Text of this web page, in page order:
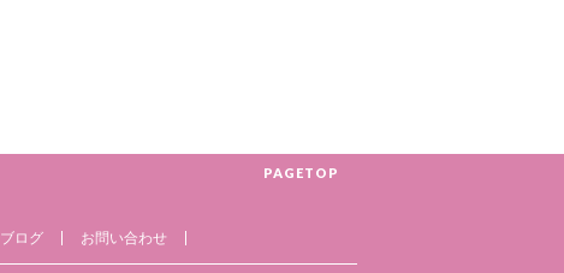
PAGETOP
ブログ お問い合わせ